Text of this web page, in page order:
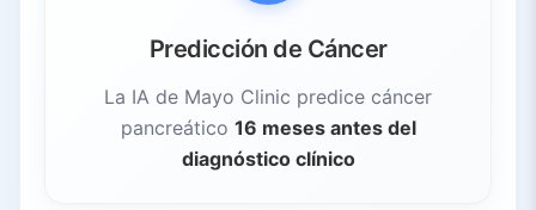
Predicción de Cáncer
La IA de Mayo Clinic predice cáncer
pancreático 16 meses antes del
diagnóstico clínico